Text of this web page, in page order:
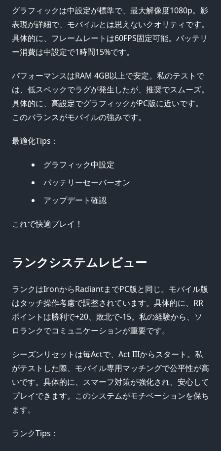
グラフィックは中設定が標準で、最大解像度1080p。影
表現が詳細で、モバイルとは思えないクオリティです。
具体的に、フレームレートは60FPS固定可能。バッテリ
ー消費は中設定で1時間15%です。
パフォーマンスはRAM 4GB以上で安定。私のテストで
は、低スペックでラグが発生したが、推奨でスムーズ。
具体的に、高設定でグラフィックがPC版に近いです。
このバランスがモバイルの強みです。
最適化Tips：
グラフィック中設定
バッテリーセーバーオン
アップデート確認
これで快適プレイ！
ランクシステムレビュー
ランクはIronからRadiantまでPC版と同じ。モバイル版
はタッチ操作考慮で調整されています。具体的に、RR
ポイントは勝利で+20、敗北で-15。私の経験から、ソ
ロランクでコミュニケーションが重要です。
シーズンリセットは毎Actで、Act IIIからスタート。私
がテストした際、モバイル専用マッチングで公平性が高
いです。具体的に、スマーフ対策が強化され、安心して
プレイできます。このシステムがモチベーションを保ち
ます。
ランクTips：